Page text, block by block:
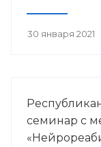
30 января 2021
семинар с